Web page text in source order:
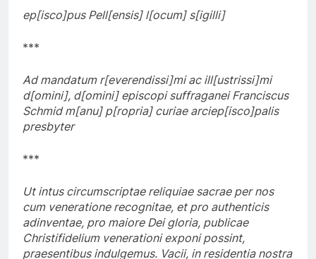
ep[isco]pus Pell[ensis] l[ocum] s[igilli]
***
Ad mandatum r[everendissi]mi ac ill[ustrissi]mi
d[omini], d[omini] episcopi suffraganei Franciscus
Schmid m[anu] p[ropria] curiae arciep[isco]palis
presbyter
***
Ut intus circumscriptae reliquiae sacrae per nos
cum veneratione recognitae, et pro authenticis
adinventae, pro maiore Dei gloria, publicae
Christifidelium venerationi exponi possint,
praesentibus indulgemus. Vacii, in residentia nostra